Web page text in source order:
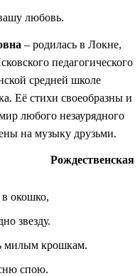
любовь.
– родилась в Локне,
педагогического
средней школе
Её стихи своеобразны и
любого незаурядного
на музыку друзьми.
в окошко,
звезду.
милым крошкам.
спою.